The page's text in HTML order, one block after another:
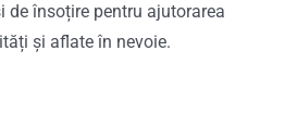
de însoțire pentru ajutorarea
și aflate în nevoie.